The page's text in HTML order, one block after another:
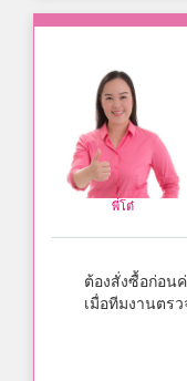
พี่โต๋
ต้องสั่งซื้อก่อน
เมื่อทีมงานตร